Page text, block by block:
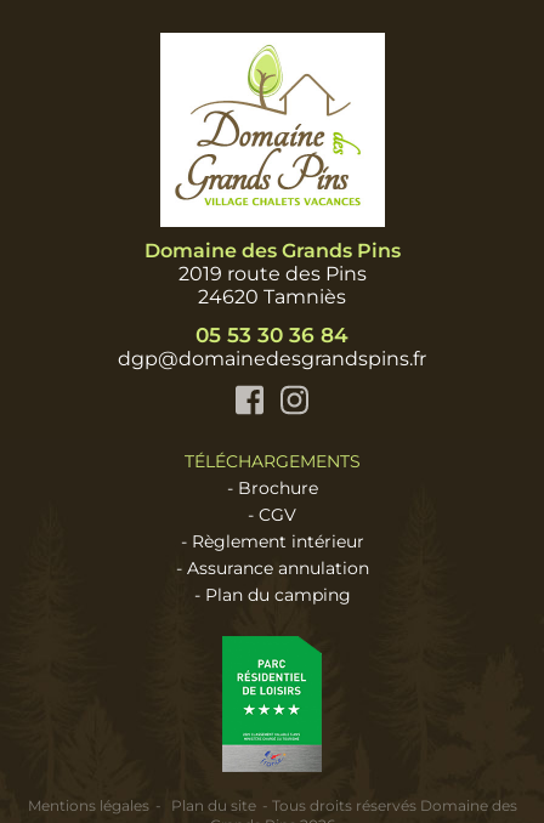
Domaine des Grands Pins
2019 route des Pins
24620 Tamniès
05 53 30 36 84
dgp@domainedesgrandspins.fr
TÉLÉCHARGEMENTS
- Brochure
- CGV
- Règlement intérieur
- Assurance annulation
- Plan du camping
Mentions légales Plan du site
Tous droits réservés Domaine des